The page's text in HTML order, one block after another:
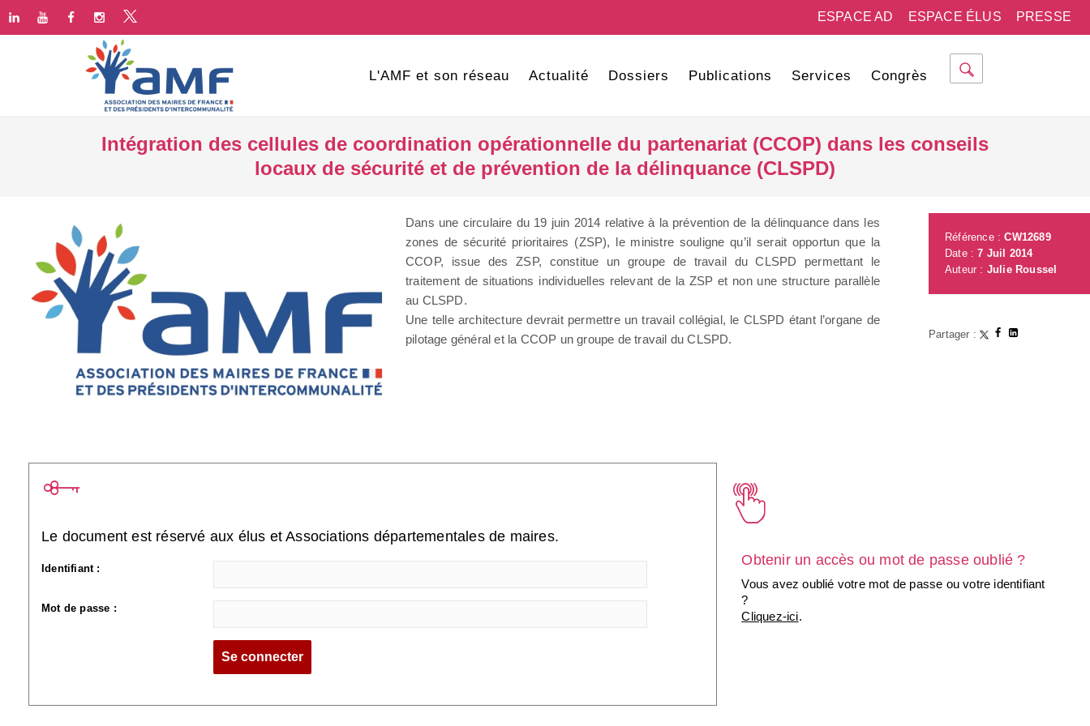
PRESSE
ESPACE ÉLUS
ESPACE AD
L'AMF et son réseau Actualité Dossiers Publications Services Congrès
Intégration des cellules de coordination opérationnelle du partenariat (CCOP) dans les conseils
locaux de sécurité et de prévention de la délinquance (CLSPD)
Dans une circulaire du 19 juin 2014 relative à la prévention de la délinquance dans les
zones de sécurité prioritaires (ZSP), le ministre souligne qu’il serait opportun que la
CCOP, issue des ZSP, constitue un groupe de travail du CLSPD permettant le
traitement de situations individuelles relevant de la ZSP et non une structure parallèle
au CLSPD.
Une telle architecture devrait permettre un travail collégial, le CLSPD étant l’organe de
pilotage général et la CCOP un groupe de travail du CLSPD.
Référence :CW12689
Date :7 Juil 2014
Auteur : Julie Roussel
Partager :
Le document est réservé aux élus et Associations départementales de maires.
Identifiant :
Mot de passe :
Obtenir un accès ou mot de passe oublié ?
Vous avez oublié votre mot de passe ou votre identifiant
?
Cliquez-ici.